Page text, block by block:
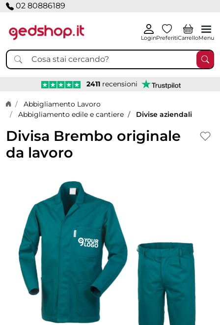
02 80886189
LoginPreferitiCarrelloMenu
2411 recensioni
Home page
Abbigliamento Lavoro
Abbigliamento edile e cantiere
Divise aziendali
Divisa Brembo originale
da lavoro